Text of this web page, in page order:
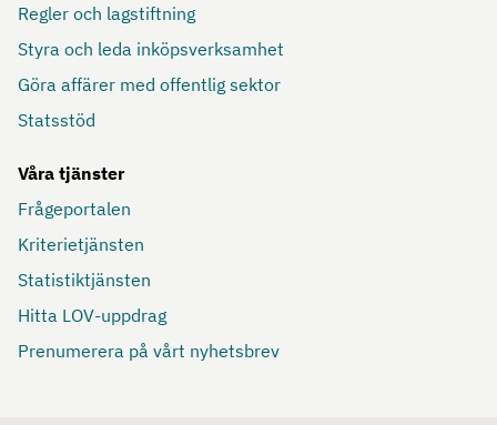
Regler och lagstiftning
Styra och leda inköpsverksamhet
Göra affärer med offentlig sektor
Statsstöd
Våra tjänster
Frågeportalen
Kriterietjänsten
Statistiktjänsten
Hitta LOV-uppdrag
Prenumerera på vårt nyhetsbrev